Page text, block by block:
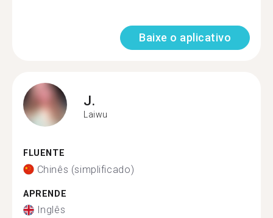
Baixe o aplicativo
J.
Laiwu
FLUENTE
Chinês (simplificado)
APRENDE
Inglês